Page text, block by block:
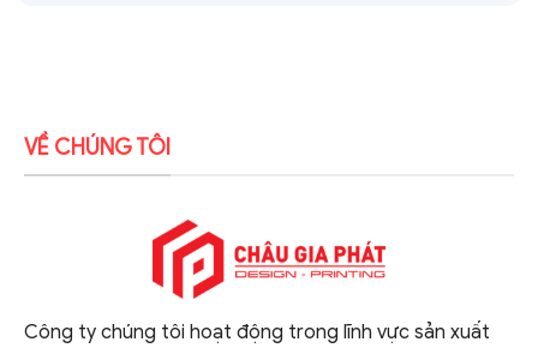
VỀ CHÚNG TÔI
Công ty chúng tôi hoạt động trong lĩnh vực sản xuất